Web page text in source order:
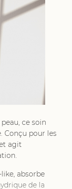
ce soin
Conçu pour les
agit
absorbe
de la